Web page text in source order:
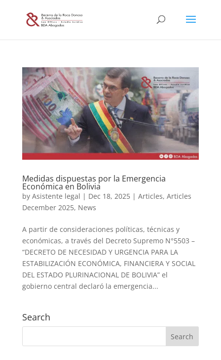
Medidas dispuestas por la Emergencia
Económica en Bolivia
by Asistente legal | Dec 18, 2025| Articles, Articles
December 2025, News
A partir de consideraciones políticas, técnicas y
económicas, a través del Decreto Supremo N°5503 –
“DECRETO DE NECESIDAD Y URGENCIA PARA LA
ESTABILIZACIÓN ECONÓMICA, FINANCIERA Y SOCIAL
DEL ESTADO PLURINACIONAL DE BOLIVIA” el
gobierno central declaró la emergencia...
Search